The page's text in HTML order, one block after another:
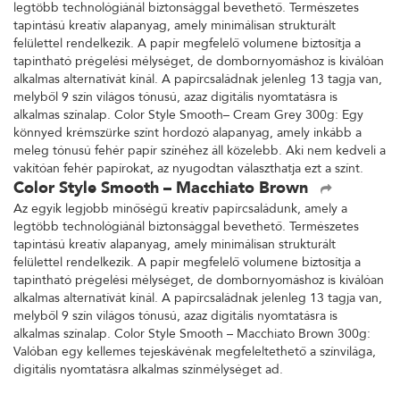
legtöbb technológiánál biztonsággal bevethető. Természetes
tapintású kreatív alapanyag, amely minimálisan strukturált
felülettel rendelkezik. A papír megfelelő volumene biztosítja a
tapintható prégelési mélységet, de dombornyomáshoz is kiválóan
alkalmas alternatívát kínál. A papírcsaládnak jelenleg 13 tagja van,
melyből 9 szín világos tónusú, azaz digitális nyomtatásra is
alkalmas színalap. Color Style Smooth– Cream Grey 300g: Egy
könnyed krémszürke színt hordozó alapanyag, amely inkább a
meleg tónusú fehér papír színéhez áll közelebb. Aki nem kedveli a
vakítóan fehér papírokat, az nyugodtan választhatja ezt a színt.
Color Style Smooth – Macchiato Brown
Az egyik legjobb minőségű kreatív papírcsaládunk, amely a
legtöbb technológiánál biztonsággal bevethető. Természetes
tapintású kreatív alapanyag, amely minimálisan strukturált
felülettel rendelkezik. A papír megfelelő volumene biztosítja a
tapintható prégelési mélységet, de dombornyomáshoz is kiválóan
alkalmas alternatívát kínál. A papírcsaládnak jelenleg 13 tagja van,
melyből 9 szín világos tónusú, azaz digitális nyomtatásra is
alkalmas színalap. Color Style Smooth – Macchiato Brown 300g:
Valóban egy kellemes tejeskávénak megfeleltethető a színvilága,
digitális nyomtatásra alkalmas színmélységet ad.